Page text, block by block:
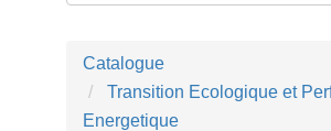
Catalogue
Transition Ecologique et
Energetique